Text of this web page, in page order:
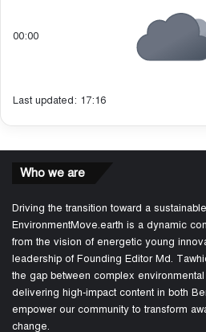
00:00
Last updated: 17:16
Who we are
Driving the transition toward a
EnvironmentMove.earth is a dynamic
from the vision of energetic young
leadership of Founding Editor Md.
the gap between complex
delivering high-impact content in both
empower our community to transform
change.